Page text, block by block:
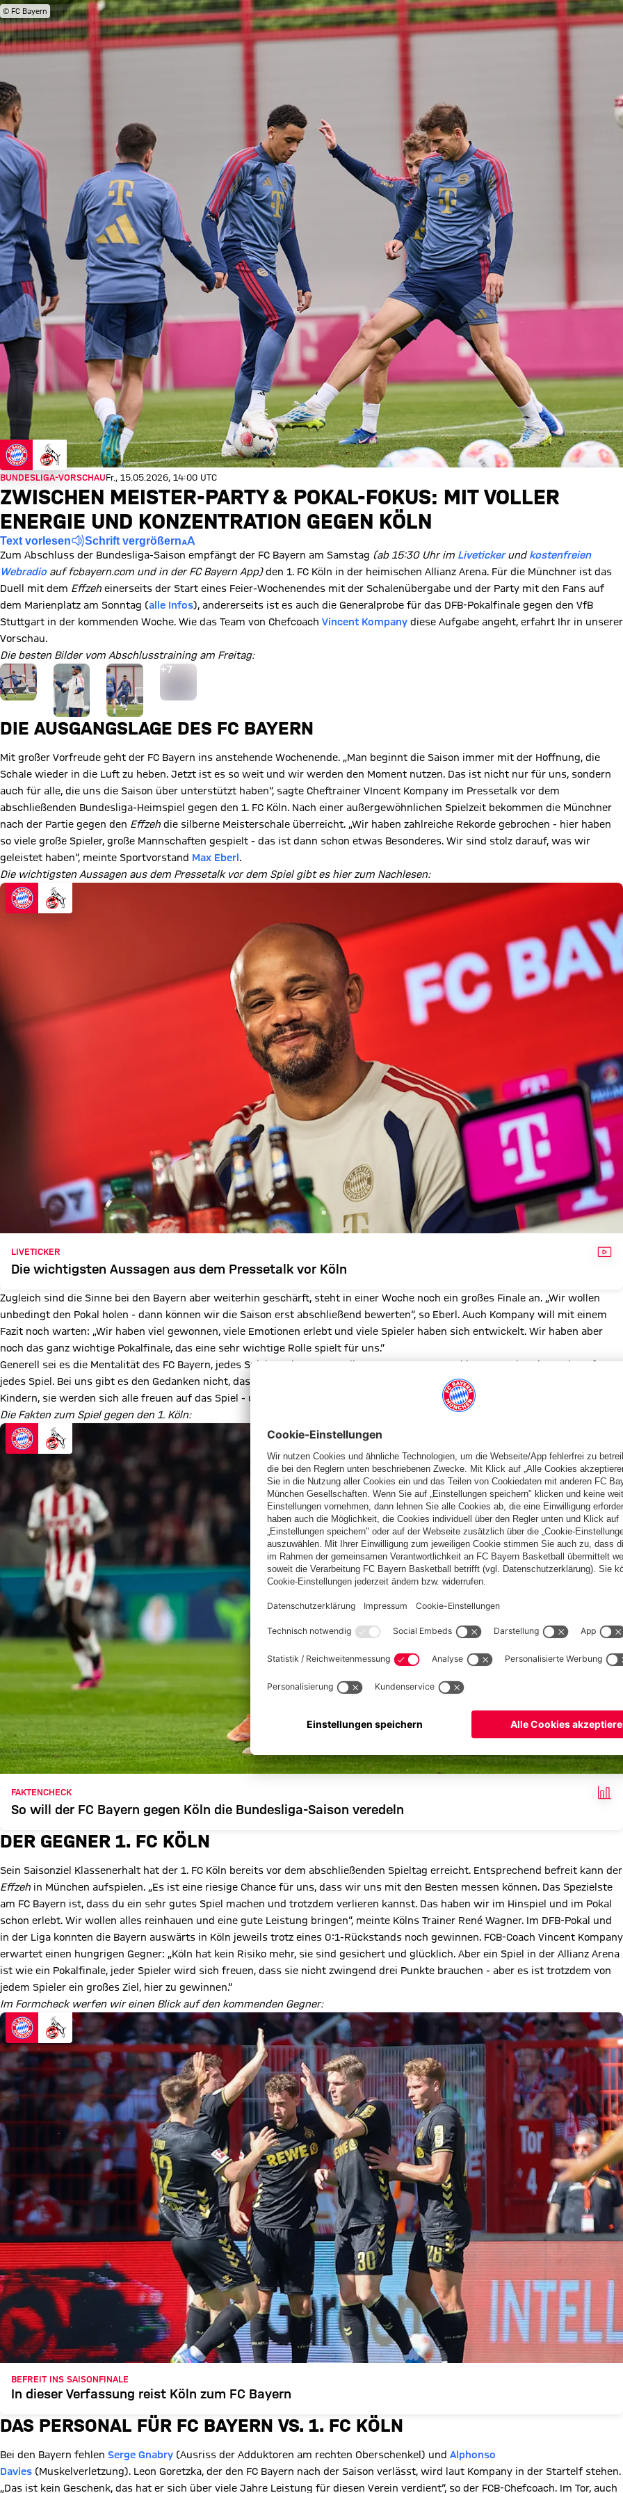
© FC Bayern
BUNDESLIGA-VORSCHAUFr., 15.05.2026, 14:00 UTC
ZWISCHEN MEISTER-PARTY & POKAL-FOKUS: MIT VOLLER
ENERGIE UND KONZENTRATION GEGEN KÖLN
Text vorlesen Schrift vergrößern
Zum Abschluss der Bundesliga-Saison empfängt der FC Bayern am Samstag (ab 15:30 Uhr im Livetickerundkostenfreien
Webradioauf fcbayern.com und in der FC Bayern App)den 1. FC Köln in der heimischen Allianz Arena. Für die Münchner ist das
Duell mit dem Effzeh einerseits der Start eines Feier-Wochenendes mit der Schalenübergabe und der Party mit den Fans auf
dem Marienplatz am Sonntag (alle Infos), andererseits ist es auch die Generalprobe für das DFB-Pokalfinale gegen den VfB
Stuttgart in der kommenden Woche. Wie das Team von Chefcoach Vincent Kompany diese Aufgabe angeht, erfahrt Ihr in unserer
Vorschau.
Die besten Bilder vom Abschlusstraining am Freitag:
Gehe zu Gallerie Seite: zur Galerie+7
DIE AUSGANGSLAGE DES FC BAYERN
Mit großer Vorfreude geht der FC Bayern ins anstehende Wochenende. „Man beginnt die Saison immer mit der Hoffnung, die
Schale wieder in die Luft zu heben. Jetzt ist es so weit und wir werden den Moment nutzen. Das ist nicht nur für uns, sondern
auch für alle, die uns die Saison über unterstützt haben“, sagte Cheftrainer VIncent Kompany im Pressetalk vor dem
abschließenden Bundesliga-Heimspiel gegen den 1. FC Köln. Nach einer außergewöhnlichen Spielzeit bekommen die Münchner
nach der Partie gegen den Effzeh die silberne Meisterschale überreicht. „Wir haben zahlreiche Rekorde gebrochen - hier haben
so viele große Spieler, große Mannschaften gespielt - das ist dann schon etwas Besonderes. Wir sind stolz darauf, was wir
geleistet haben“, meinte Sportvorstand Max Eberl .
Die wichtigsten Aussagen aus dem Pressetalk vor dem Spiel gibt es hier zum Nachlesen:
LIVETICKER
Die wichtigsten Aussagen aus dem Pressetalk vor Köln
Zugleich sind die Sinne bei den Bayern aber weiterhin geschärft, steht in einer Woche noch ein großes Finale an. „Wir wollen
unbedingt den Pokal holen - dann können wir die Saison erst abschließend bewerten“, so Eberl. Auch Kompany will mit einem
Fazit noch warten: „Wir haben viel gewonnen, viele Emotionen erlebt und viele Spieler haben sich entwickelt. Wir haben aber
noch das ganz wichtige Pokalfinale, das eine sehr wichtige Rolle spielt für uns.“
Generell sei es die Mentalität des FC Bayern, jedes Spiel gewinnen zu wollen. „Man muss mental immer vorbereitet sein auf
jedes Spiel. Bei uns gibt es den Gedanken nicht, dass es ein ‚freies Spiel‘ geben würde! Es kommen 75.000 Menschen mit
Kindern, sie werden sich alle freuen auf das Spiel - und daher muss alles passen“, stellte Kompany klar.
Die Fakten zum Spiel gegen den 1. Köln:
FAKTENCHECK
So will der FC Bayern gegen Köln die Bundesliga-Saison veredeln
DER GEGNER 1. FC KÖLN
Sein Saisonziel Klassenerhalt hat der 1. FC Köln bereits vor dem abschließenden Spieltag erreicht. Entsprechend befreit kann der
Effzeh in München aufspielen. „Es ist eine riesige Chance für uns, dass wir uns mit den Besten messen können. Das Spezielste
am FC Bayern ist, dass du ein sehr gutes Spiel machen und trotzdem verlieren kannst. Das haben wir im Hinspiel und im Pokal
schon erlebt. Wir wollen alles reinhauen und eine gute Leistung bringen“, meinte Kölns Trainer René Wagner. Im DFB-Pokal und
in der Liga konnten die Bayern auswärts in Köln jeweils trotz eines 0:1-Rückstands noch gewinnen. FCB-Coach Vincent Kompany
erwartet einen hungrigen Gegner: „Köln hat kein Risiko mehr, sie sind gesichert und glücklich. Aber ein Spiel in der Allianz Arena
ist wie ein Pokalfinale, jeder Spieler wird sich freuen, dass sie nicht zwingend drei Punkte brauchen - aber es ist trotzdem von
jedem Spieler ein großes Ziel, hier zu gewinnen.“
Im Formcheck werfen wir einen Blick auf den kommenden Gegner:
BEFREIT INS SAISONFINALE
In dieser Verfassung reist Köln zum FC Bayern
DAS PERSONAL FÜR FC BAYERN VS. 1. FC KÖLN
Bei den Bayern fehlen Serge Gnabry (Ausriss der Adduktoren am rechten Oberschenkel) und Alphonso
Davies (Muskelverletzung). Leon Goretzka, der den FC Bayern nach der Saison verlässt, wird laut Kompany in der Startelf stehen.
„Das ist kein Geschenk, das hat er sich über viele Jahre Leistung für diesen Verein verdient“, so der FCB-Chefcoach. Im Tor, auch